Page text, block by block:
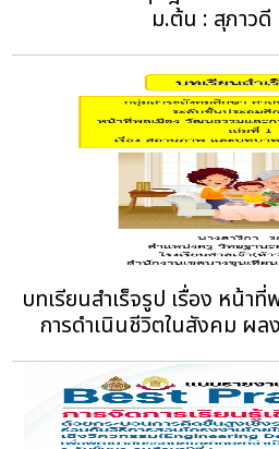
ม.ต้น : สุภาวดี
บทเรียนสำเร็จรูป เรื่อง หน้า
การดำเนินชีวิตในสังคม ผล